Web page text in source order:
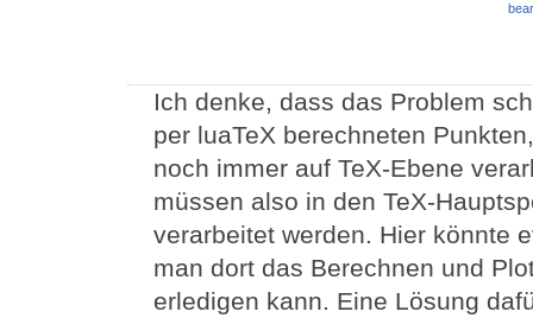
Ich denke, dass das Problem
per luaTeX berechneten
noch immer auf TeX-Ebene
müssen also in den TeX-
verarbeitet werden. Hier könnte
man dort das Berechnen und
erledigen kann. Eine Lösung